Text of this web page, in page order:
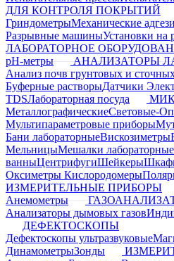
ДЛЯ КОНТРОЛЯ ПОКРЫТИЙ
ГриндометрыМеханические
Разрывные машиныУстановки на
ЛАБОРАТОРНОЕ
pH-метры
АНАЛИЗАТОРЫ
Анализ почв грунтовых и
Буферные растворыДатчики
TDSЛабораторная посуда
МеталлографическиеСветовые-
Мультипараметровые приборы
Бани лабораторныеВискозиметры
МельницыМешалки лабораторные
ванныЦентрифугиШейкеры
Оксиметры Кислородомеры
ИЗМЕРИТЕЛЬНЫЕ ПРИБОРЫ
Анемометры
Анализаторы дымовых газов
ДЕФЕКТОСКОПЫ
Дефектоскопы ультразвуковые
ДинамометрыЗонды